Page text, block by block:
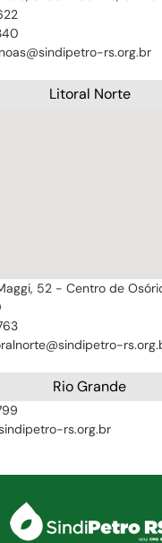
rs.org.br
Litoral Norte
52 - Centro de
Rio Grande
rs.org.br